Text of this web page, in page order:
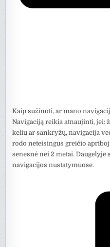
Kaip sužinoti, ar mano
Navigaciją reikia atnaujinti, jei:
kelių ar sankryžų, navigacija
rodo neteisingus greičio
senesnė nei 2 metai.
navigacijos nustatymuose.